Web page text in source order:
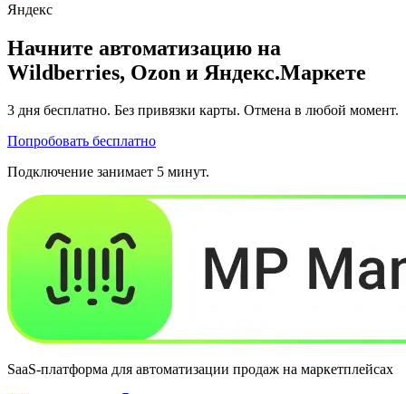
Яндекс
Начните автоматизацию на
Wildberries, Ozon и Яндекс.Маркете
3 дня бесплатно. Без привязки карты. Отмена в любой момент.
Попробовать бесплатно
Подключение занимает 5 минут.
SaaS-платформа для автоматизации продаж на маркетплейсах